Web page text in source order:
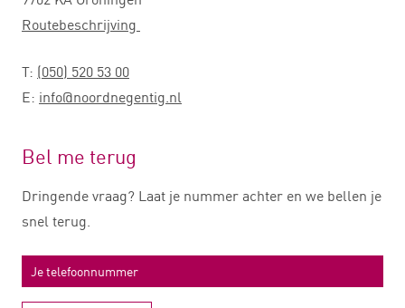
Routebeschrijving
T: (050) 520 53 00
E: info@noordnegentig.nl
Bel me terug
Dringende vraag? Laat je nummer achter en we bellen je
snel terug.